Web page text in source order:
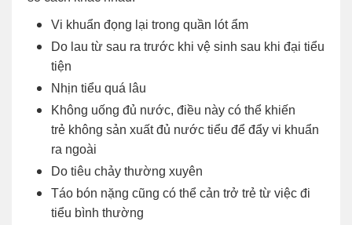
Vi khuẩn đọng lại trong quần lót ẩm
Do lau từ sau ra trước khi vệ sinh sau khi đại tiểu
tiện
Nhịn tiểu quá lâu
Không uống đủ nước, điều này có thể khiến
trẻ không sản xuất đủ nước tiểu để đẩy vi khuẩn
ra ngoài
Do tiêu chảy thường xuyên
Táo bón nặng cũng có thể cản trở trẻ từ việc đi
tiểu bình thường